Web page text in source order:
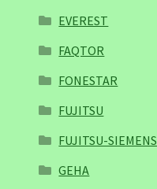
EVEREST
FAQTOR
FONESTAR
FUJITSU
FUJITSU-SIEMENS
GEHA